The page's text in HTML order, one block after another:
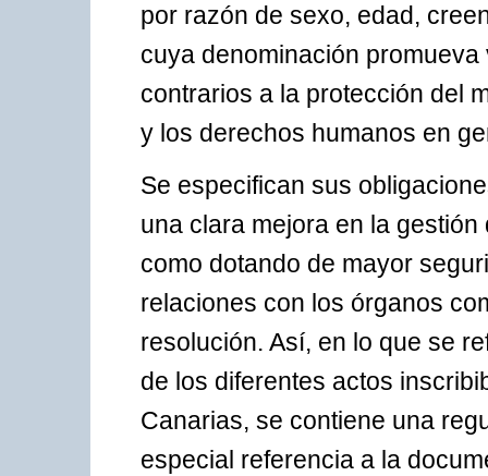
por razón de sexo, edad,
cuya denominación
contrarios a la protección del
y los derechos humanos en
Se especifican sus
una clara mejora en la
como dotando de mayor
relaciones con los órganos
resolución. Así, en lo que se
de los diferentes actos
Canarias, se contiene una
especial referencia a la